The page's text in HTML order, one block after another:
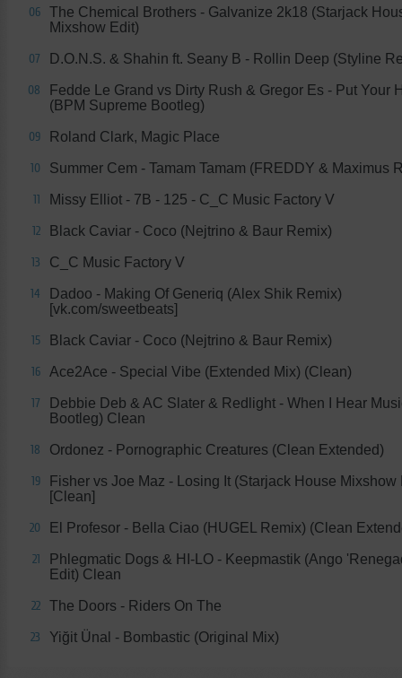
06
The Chemical Brothers - Galvanize 2k18 (Starjack
Mixshow Edit)
07 D.O.N.S. & Shahin ft. Seany B - Rollin Deep (Styline
08
Fedde Le Grand vs Dirty Rush & Gregor Es - Put Your
(BPM Supreme Bootleg)
09 Roland Clark, Magic Place
10 Summer Cem - Tamam Tamam (FREDDY & Maximus
11 Missy Elliot - 7B - 125 - C_C Music Factory V
12 Black Caviar - Coco (Nejtrino & Baur Remix)
13 C_C Music Factory V
14
Dadoo - Making Of Generiq (Alex Shik Remix)
[vk.com/sweetbeats]
15 Black Caviar - Coco (Nejtrino & Baur Remix)
16 Ace2Ace - Special Vibe (Extended Mix) (Clean)
17
Debbie Deb & AC Slater & Redlight - When I Hear
Bootleg) Clean
18 Ordonez - Pornographic Creatures (Clean Extended)
19
Fisher vs Joe Maz - Losing It (Starjack House Mixshow
[Clean]
20 El Profesor - Bella Ciao (HUGEL Remix) (Clean
21
Phlegmatic Dogs & HI-LO - Keepmastik (Ango
Edit) Clean
22 The Doors - Riders On The
23 Yiğit Ünal - Bombastic (Original Mix)